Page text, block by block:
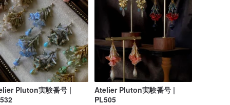
Pluton実験番号 |
Atelier Pluton実験番号 |
PL505